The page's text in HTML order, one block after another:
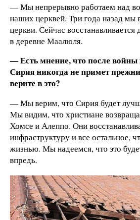
— Мы непрерывно работаем над
наших церквей. Три года назад мы
церкви. Сейчас
в деревне Маалюля.
— Есть мнение, что после войны
Сирия никогда не примет
верите в это?
— Мы верим, что Сирия будет
Мы видим, что христиане
Хомсе и Алеппо. Они
инфраструктуру и все остальное,
жизнью. Мы надеемся, что это
впредь.